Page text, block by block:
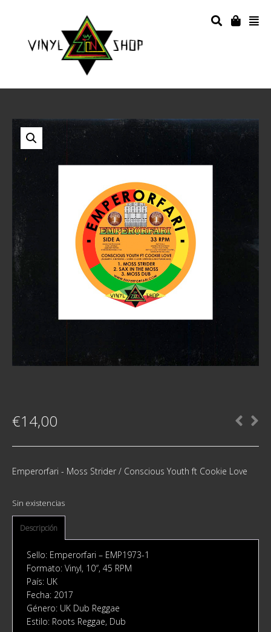
€14,00
Emperorfari - Moss Strider / Conscious Youth ft Cookie Love
Sin existencias
Descripción
Sello: Emperorfari ‎– EMP1973-1
Formato: Vinyl, 10″, 45 RPM
País: UK
Fecha: 2017
Género: UK Dub Reggae
Estilo: Roots Reggae, Dub